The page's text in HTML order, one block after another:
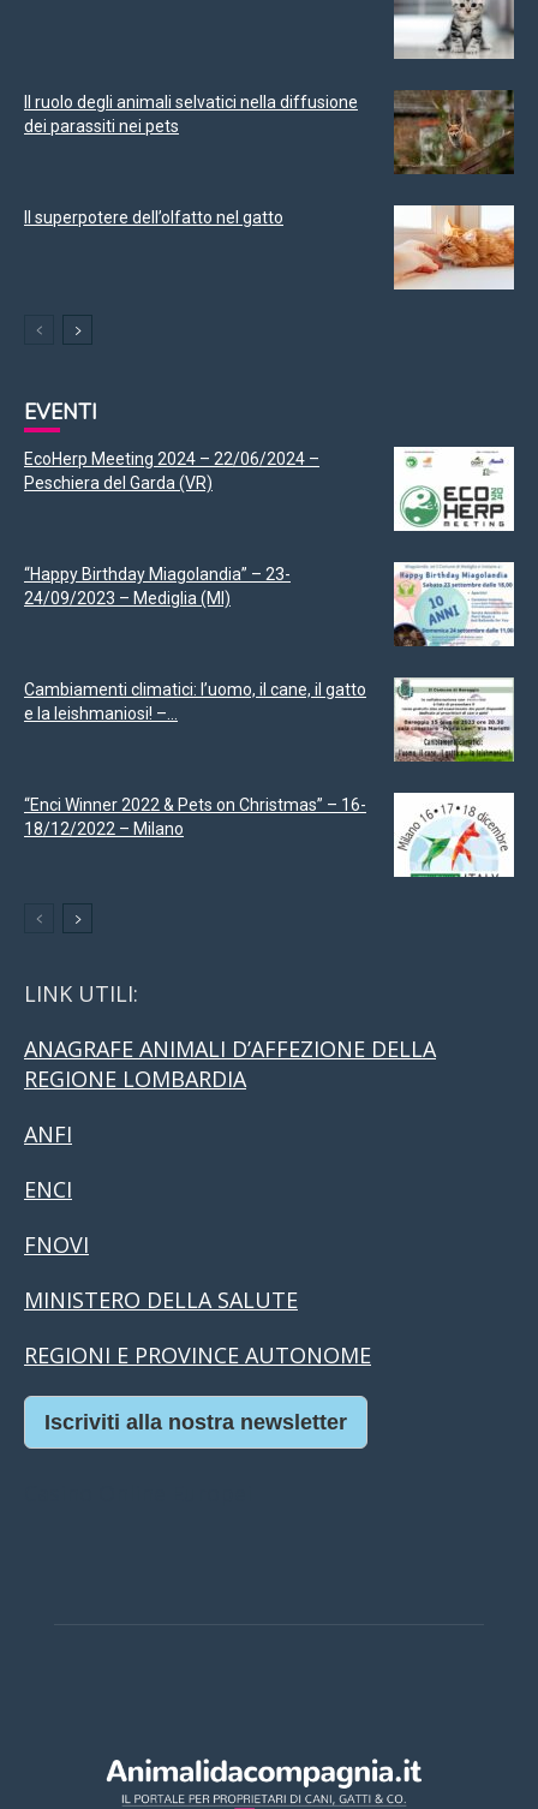
Il ruolo degli animali selvatici nella diffusione
dei parassiti nei pets
Il superpotere dell’olfatto nel gatto
EVENTI
EcoHerp Meeting 2024 – 22/06/2024 –
Peschiera del Garda (VR)
“Happy Birthday Miagolandia” – 23-
24/09/2023 – Mediglia (MI)
Cambiamenti climatici: l’uomo, il cane, il gatto
e la leishmaniosi! –...
“Enci Winner 2022 & Pets on Christmas” – 16-
18/12/2022 – Milano
LINK UTILI:
ANAGRAFE ANIMALI D’AFFEZIONE DELLA
REGIONE LOMBARDIA
ANFI
ENCI
FNOVI
MINISTERO DELLA SALUTE
REGIONI E PROVINCE AUTONOME
Iscriviti alla nostra newsletter